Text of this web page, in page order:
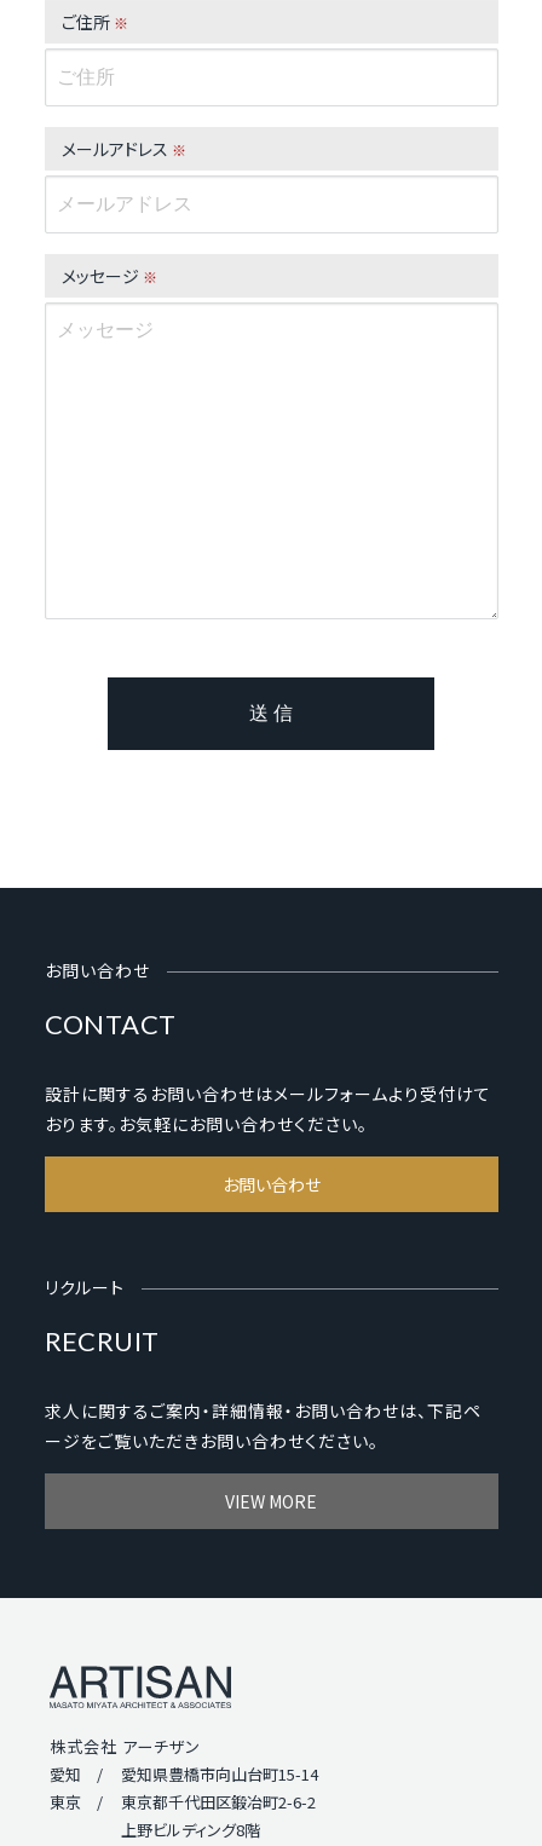
ご住所 ※
メールアドレス ※
メッセージ ※
お問い合わせ
CONTACT
設計に関するお問い合わせはメールフォームより受付けて
おります。お気軽にお問い合わせください。
お問い合わせ
リクルート
RECRUIT
求人に関するご案内・詳細情報・お問い合わせは、下記ペ
ージをご覧いただきお問い合わせください。
VIEW MORE
株式会社 アーチザン
愛知 /
愛知県豊橋市向山台町15-14
東京 /
東京都千代田区鍛冶町2-6-2
上野ビルディング8階